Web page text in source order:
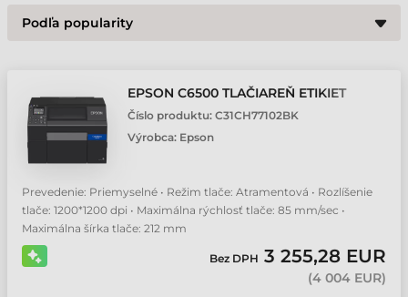
EPSON C6500 TLAČIAREŇ ETIKIET
Číslo produktu: C31CH77102BK
Výrobca: Epson
Prevedenie: Priemyselné • Režim tlače: Atramentová • Rozlíšenie
tlače: 1200*1200 dpi • Maximálna rýchlosť tlače: 85 mm/sec •
Maximálna šírka tlače: 212 mm
Bez DPH 3 255,28 EUR
(4 004 EUR)